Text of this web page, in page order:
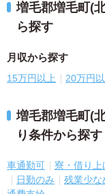
増毛郡増毛町(
ら探す
月収から探す
15万円以上 20万円
増毛郡増毛町(
り条件から探す
車通勤可 寮・借り上
日勤のみ
残業少な